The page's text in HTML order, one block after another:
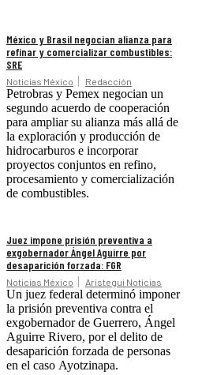
México y Brasil negocian alianza para
refinar y comercializar combustibles:
SRE
Noticias México Redacción
Petrobras y Pemex negocian un
segundo acuerdo de cooperación
para ampliar su alianza más allá de
la exploración y producción de
hidrocarburos e incorporar
proyectos conjuntos en refino,
procesamiento y comercialización
de combustibles.
Juez impone prisión preventiva a
exgobernador Ángel Aguirre por
desaparición forzada: FGR
Noticias México Aristegui Noticias
Un juez federal determinó imponer
la prisión preventiva contra el
exgobernador de Guerrero, Ángel
Aguirre Rivero, por el delito de
desaparición forzada de personas
en el caso Ayotzinapa.